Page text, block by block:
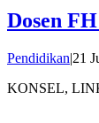
Dosen
Pendidikan|21
KONSEL,